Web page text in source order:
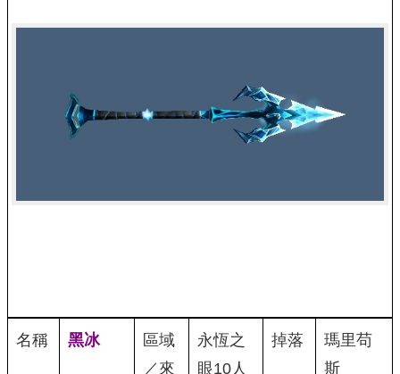
名稱 黑冰
區域
／來
永恆之
眼10人
掉落
瑪里苟
斯